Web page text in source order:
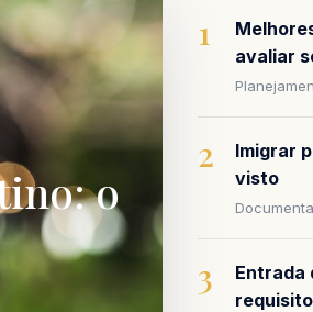
o
1
avaliar
2
Imigrar
visto
3
Entrada